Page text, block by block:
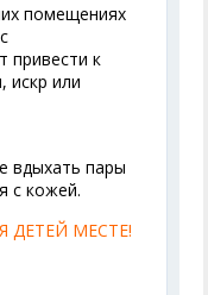
помещениях
привести к
искр или
вдыхать пары
с кожей.
ДЕТЕЙ МЕСТЕ!